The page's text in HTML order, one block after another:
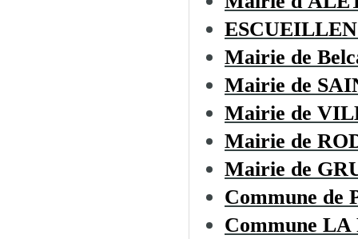
Mairie de
Mairie de
Mairie de
Mairie de
Mairie de
Commune de
Commune